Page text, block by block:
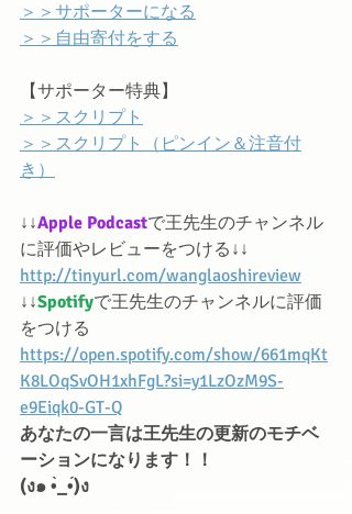
＞＞サポーターになる
＞＞自由寄付をする
【サポーター特典】
＞＞スクリプト
＞＞スクリプト（ピンイン＆注音付
き）
↓↓Apple Podcastで王先生のチャンネル
に評価やレビューをつける↓↓
http://tinyurl.com/wanglaoshireview
↓↓Spotifyで王先生のチャンネルに評価
をつける
https://open.spotify.com/show/661mqKt
K8LOqSvOH1xhFgL?si=y1LzOzM9S-
e9Eiqk0-GT-Q
あなたの一言は王先生の更新のモチベ
ーションになります！！
(ง๑ •̀_•́)ง